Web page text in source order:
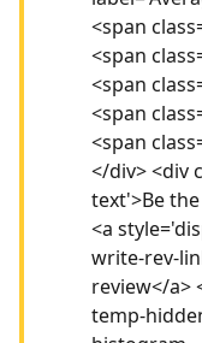
<span
<span
<span
<span
<span
</div> <div
text'>Be
<a
write-rev-
review</a>
temp-